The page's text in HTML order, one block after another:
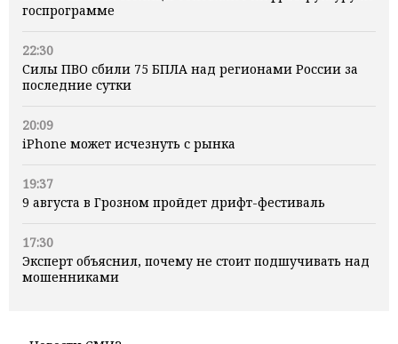
госпрограмме
22:30
Силы ПВО сбили 75 БПЛА над регионами России за
последние сутки
20:09
iPhone может исчезнуть с рынка
19:37
9 августа в Грозном пройдет дрифт-фестиваль
17:30
Эксперт объяснил, почему не стоит подшучивать над
мошенниками